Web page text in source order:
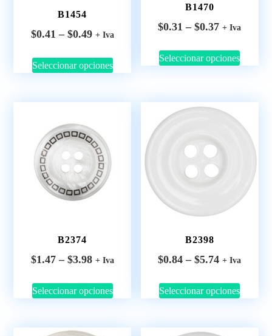
B1454
$0.41 – $0.49 + Iva
Seleccionar opciones
B1470
$0.31 – $0.37 + Iva
Seleccionar opciones
B2374
$1.47 – $3.98 + Iva
Seleccionar opciones
B2398
$0.84 – $5.74 + Iva
Seleccionar opciones